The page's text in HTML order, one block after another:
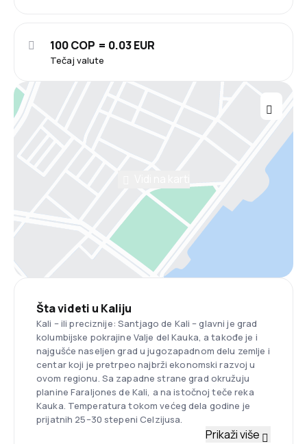
Tečaj valute
100 COP = 0.03 EUR
Šta videti u Kaliju
Kali – ili preciznije: Santjago de Kali – glavni je grad
kolumbijske pokrajine Valje del Kauka, a takođe je i
najgušće naseljen grad u jugozapadnom delu zemlje i
centar koji je pretrpeo najbrži ekonomski razvoj u
ovom regionu. Sa zapadne strane grad okružuju
planine Faraljones de Kali, a na istočnoj teče reka
Kauka. Temperatura tokom većeg dela godine je
prijatnih 25–30 stepeni Celzijusa.
Prikaži više